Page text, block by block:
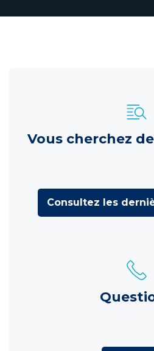
Vous cherchez
Consultez les